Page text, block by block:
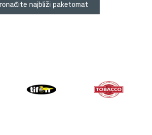
najbliži paketomat